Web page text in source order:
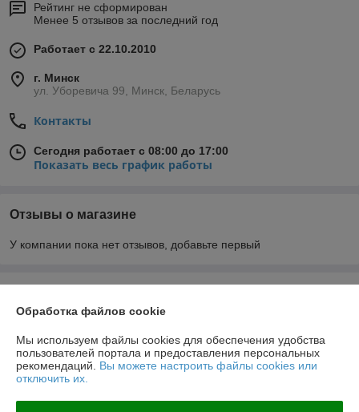
Рейтинг не сформирован
Менее 5 отзывов за последний год
Работает с 22.10.2010
г. Минск
ул. Уборевича 99, Минск, Беларусь
Контакты
Сегодня работает с 08:00 до 17:00
Показать весь график работы
Отзывы о магазине
У компании пока нет отзывов, добавьте первый
Доставка и оплата
График работы
Обработка файлов cookie
Мы используем файлы cookies для обеспечения удобства
пользователей портала и предоставления персональных
рекомендаций. Вы можете настроить файлы cookies или
отключить их.